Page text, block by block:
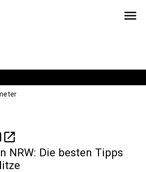
menu
open_in_new
NRW: Die besten Tipps